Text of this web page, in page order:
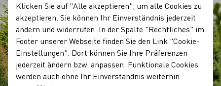
Klicken Sie auf "Alle akzeptieren", um alle Cookies zu
akzeptieren. Sie können Ihr Einverständnis jederzeit
ändern und widerrufen. In der Spalte "Rechtliches" im
Footer unserer Webseite finden Sie den Link "Cookie-
Einstellungen". Dort können Sie Ihre Präferenzen
jederzeit ändern bzw. anpassen. Funktionale Cookies
werden auch ohne Ihr Einverständnis weiterhin